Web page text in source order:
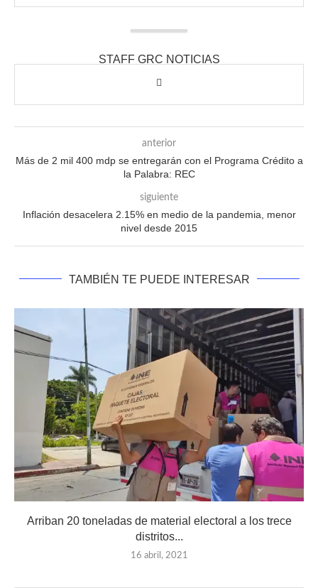
STAFF GRC NOTICIAS
anterior
Más de 2 mil 400 mdp se entregarán con el Programa Crédito a
la Palabra: REC
siguiente
Inflación desacelera 2.15% en medio de la pandemia, menor
nivel desde 2015
TAMBIÉN TE PUEDE INTERESAR
Arriban 20 toneladas de material electoral a los trece
distritos...
16 abril, 2021